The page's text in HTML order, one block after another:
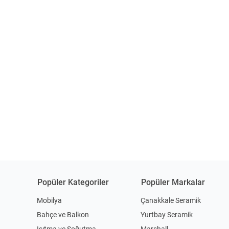
Popüler Kategoriler
Mobilya
Bahçe ve Balkon
Popüler Markalar
Çanakkale Seramik
Yurtbay Seramik